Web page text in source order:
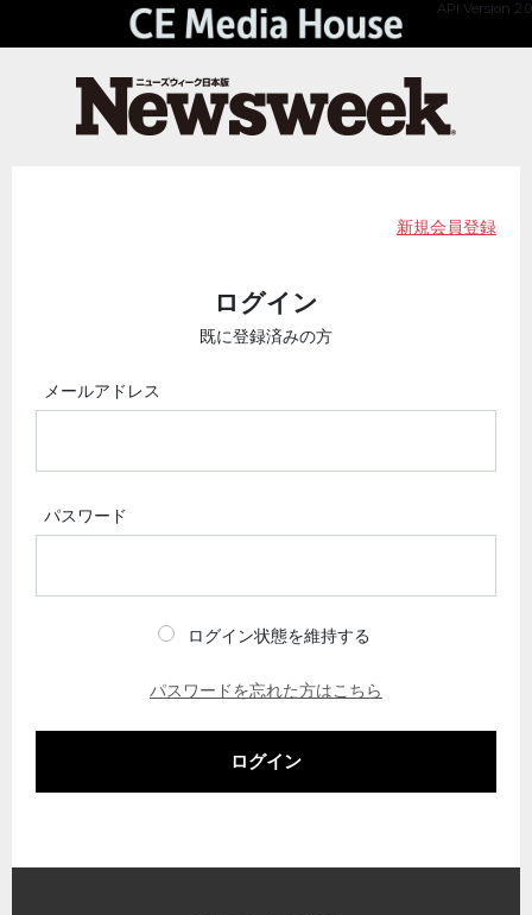
API Version 2.0
新規会員登録
ログイン
既に登録済みの方
メールアドレス
パスワード
ログイン状態を維持する
パスワードを忘れた方はこちら
ログイン